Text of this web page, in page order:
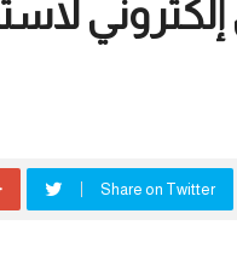
Share on Twitter